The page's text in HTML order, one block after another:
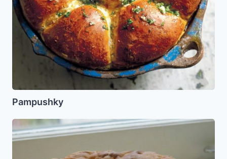
Pampushky
Cake
con